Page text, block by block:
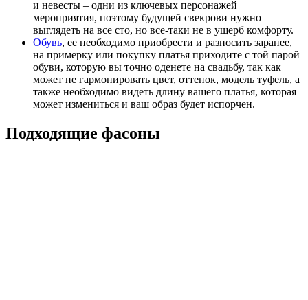
и невесты – одни из ключевых персонажей
мероприятия, поэтому будущей свекрови нужно
выглядеть на все сто, но все-таки не в ущерб комфорту.
Обувь, ее необходимо приобрести и разносить заранее,
на примерку или покупку платья приходите с той парой
обуви, которую вы точно оденете на свадьбу, так как
может не гармонировать цвет, оттенок, модель туфель, а
также необходимо видеть длину вашего платья, которая
может измениться и ваш образ будет испорчен.
Подходящие фасоны